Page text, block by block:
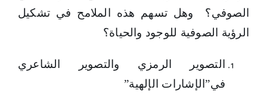
الصوفي؟ وهل تسهم هذه الملامح في تشكيل
الرؤية الصوفية للوجود والحياة؟
التصوير الرمزي والتصوير الشاعري
في”الإشارات الإلهية”